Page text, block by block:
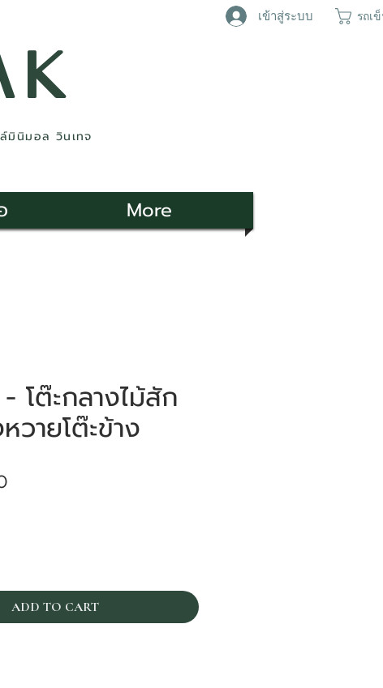
เข้าสู่ระบบ รถเ
มินิมอล วินเทจ
More
โต๊ะกลางไม้สัก
วายโต๊ะข้าง
ADD TO CART